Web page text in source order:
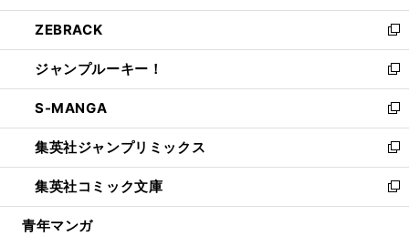
開
く
ウ
で
開
く
ン
ド
ウ
で
開
く
ウ
ィ
ン
ド
ウ
で
開
く
し
い
ウ
ィ
ン
ド
ウ
で
開
く
ZEBRACK
新
し
い
ウ
ィ
ン
ド
ウ
で
開
ジャンプルーキー！
新
し
い
ウ
ィ
ン
ド
ウ
S-MANGA
新
し
い
ウ
ィ
ン
集英社ジャンプリミックス
新
し
い
ウ
集英社コミック文庫
新
し
青年マンガ